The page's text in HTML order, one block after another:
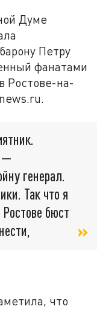
Думе
Петру
фанатами
Ростове-на-
—
генерал.
Так что я
бюст
что